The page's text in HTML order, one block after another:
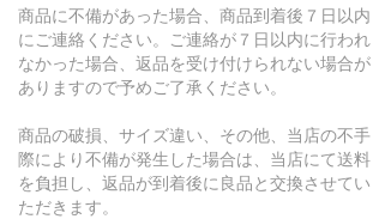
商品に不備があった場合、商品到着後７日以内
にご連絡ください。ご連絡が７日以内に行われ
なかった場合、返品を受け付けられない場合が
ありますので予めご了承ください。
商品の破損、サイズ違い、その他、当店の不手
際により不備が発生した場合は、当店にて送料
を負担し、返品が到着後に良品と交換させてい
ただきます。